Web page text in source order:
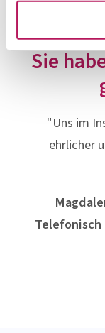
Sie
"Uns im
ehrlicher